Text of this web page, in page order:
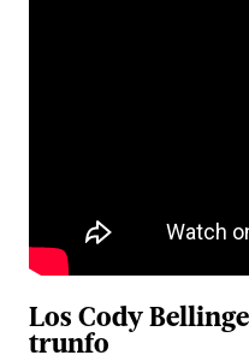
Los Cody
trunfo